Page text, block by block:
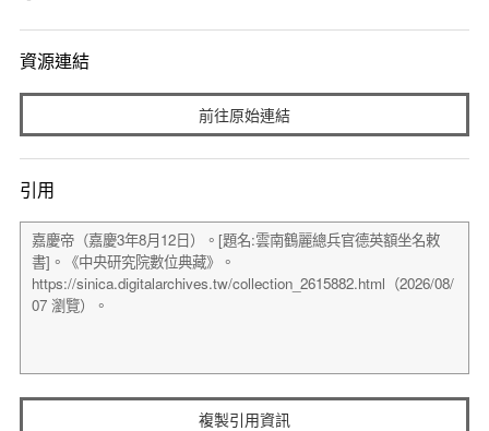
資源連結
前往原始連結
引用
複製引用資訊